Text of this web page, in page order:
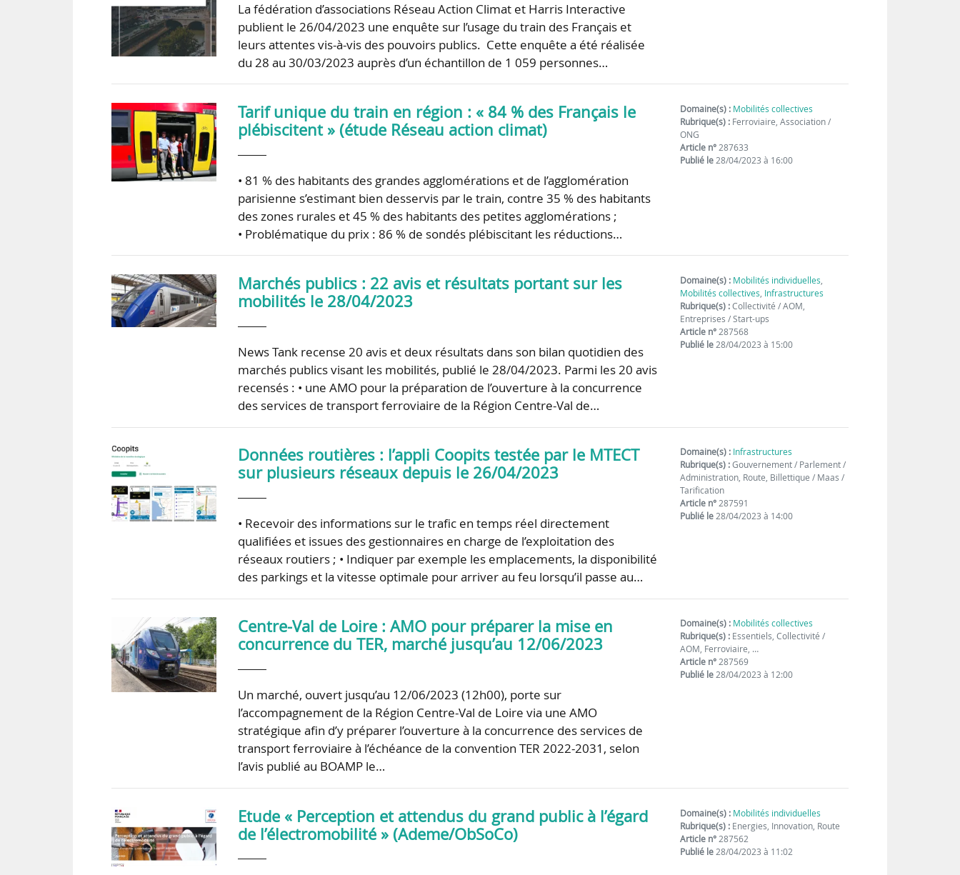
La fédération d’associations Réseau Action Climat et Harris Interactive
publient le 26/04/2023 une enquête sur l’usage du train des Français et
leurs attentes vis-à-vis des pouvoirs publics. Cette enquête a été réalisée
du 28 au 30/03/2023 auprès d’un échantillon de 1 059 personnes…
Tarif unique du train en région : « 84 % des Français le
plébiscitent » (étude Réseau action climat)
• 81 % des habitants des grandes agglomérations et de l’agglomération
parisienne s’estimant bien desservis par le train, contre 35 % des habitants
des zones rurales et 45 % des habitants des petites agglomérations ;
• Problématique du prix : 86 % de sondés plébiscitant les réductions…
Domaine(s) : Mobilités collectives
Rubrique(s) : Ferroviaire, Association /
ONG
Article n°287633
Publié le28/04/2023 à 16:00
Marchés publics : 22 avis et résultats portant sur les
mobilités le 28/04/2023
News Tank recense 20 avis et deux résultats dans son bilan quotidien des
marchés publics visant les mobilités, publié le 28/04/2023. Parmi les 20 avis
recensés : • une AMO pour la préparation de l’ouverture à la concurrence
des services de transport ferroviaire de la Région Centre-Val de…
Domaine(s) : Mobilités individuelles,
Mobilités collectives, Infrastructures
Rubrique(s) :Collectivité / AOM,
Entreprises / Start-ups
Article n°287568
Publié le28/04/2023 à 15:00
Données routières : l’appli Coopits testée par le MTECT
sur plusieurs réseaux depuis le 26/04/2023
• Recevoir des informations sur le trafic en temps réel directement
qualifiées et issues des gestionnaires en charge de l’exploitation des
réseaux routiers ; • Indiquer par exemple les emplacements, la disponibilité
des parkings et la vitesse optimale pour arriver au feu lorsqu’il passe au…
Domaine(s) : Infrastructures
Rubrique(s) :Gouvernement / Parlement /
Administration, Route, Billettique / Maas /
Tarification
Article n°287591
Publié le28/04/2023 à 14:00
Centre-Val de Loire : AMO pour préparer la mise en
concurrence du TER, marché jusqu’au 12/06/2023
Un marché, ouvert jusqu’au 12/06/2023 (12h00), porte sur
l’accompagnement de la Région Centre-Val de Loire via une AMO
stratégique afin d’y préparer l’ouverture à la concurrence des services de
transport ferroviaire à l’échéance de la convention TER 2022-2031, selon
l’avis publié au BOAMP le…
Domaine(s) : Mobilités collectives
Rubrique(s) : Essentiels, Collectivité /
AOM, Ferroviaire, …
Article n°287569
Publié le28/04/2023 à 12:00
Etude « Perception et attendus du grand public à l’égard
de l’électromobilité » (Ademe/ObSoCo)
Domaine(s) : Mobilités individuelles
Rubrique(s) : Energies, Innovation, Route
Article n°287562
Publié le28/04/2023 à 11:02